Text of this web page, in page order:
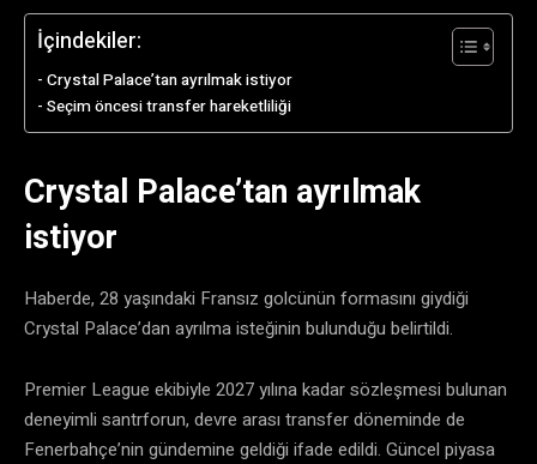
İçindekiler:
Crystal Palace’tan ayrılmak istiyor
Seçim öncesi transfer hareketliliği
Crystal Palace’tan ayrılmak
istiyor
Haberde, 28 yaşındaki Fransız golcünün formasını giydiği
Crystal Palace’dan ayrılma isteğinin bulunduğu belirtildi.
Premier League ekibiyle 2027 yılına kadar sözleşmesi bulunan
deneyimli santrforun, devre arası transfer döneminde de
Fenerbahçe’nin gündemine geldiği ifade edildi. Güncel piyasa